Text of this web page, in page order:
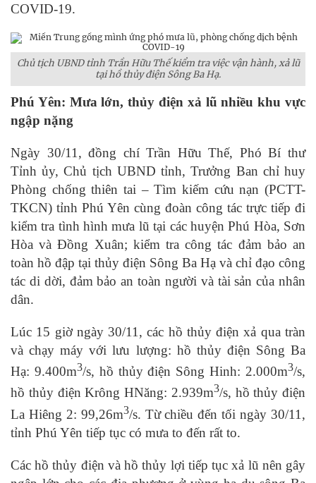
COVID-19.
Chủ tịch UBND tỉnh Trần Hữu Thế kiểm tra việc vận hành, xả lũ
tại hồ thủy điện Sông Ba Hạ.
Phú Yên: Mưa lớn, thủy điện xả lũ nhiều khu vực
ngập nặng
Ngày 30/11, đồng chí Trần Hữu Thế, Phó Bí thư
Tỉnh ủy, Chủ tịch UBND tỉnh, Trưởng Ban chỉ huy
Phòng chống thiên tai – Tìm kiếm cứu nạn (PCTT-
TKCN) tỉnh Phú Yên cùng đoàn công tác trực tiếp đi
kiểm tra tình hình mưa lũ tại các huyện Phú Hòa, Sơn
Hòa và Đồng Xuân; kiểm tra công tác đảm bảo an
toàn hồ đập tại thủy điện Sông Ba Hạ và chỉ đạo công
tác di dời, đảm bảo an toàn người và tài sản của nhân
dân.
Lúc 15 giờ ngày 30/11, các hồ thủy điện xả qua tràn
và chạy máy với lưu lượng: hồ thủy điện Sông Ba
Hạ: 9.400m3/s, hồ thủy điện Sông Hinh: 2.000m3/s,
hồ thủy điện Krông HNăng: 2.939m3/s, hồ thủy điện
La Hiêng 2: 99,26m3/s. Từ chiều đến tối ngày 30/11,
tỉnh Phú Yên tiếp tục có mưa to đến rất to.
Các hồ thủy điện và hồ thủy lợi tiếp tục xả lũ nên gây